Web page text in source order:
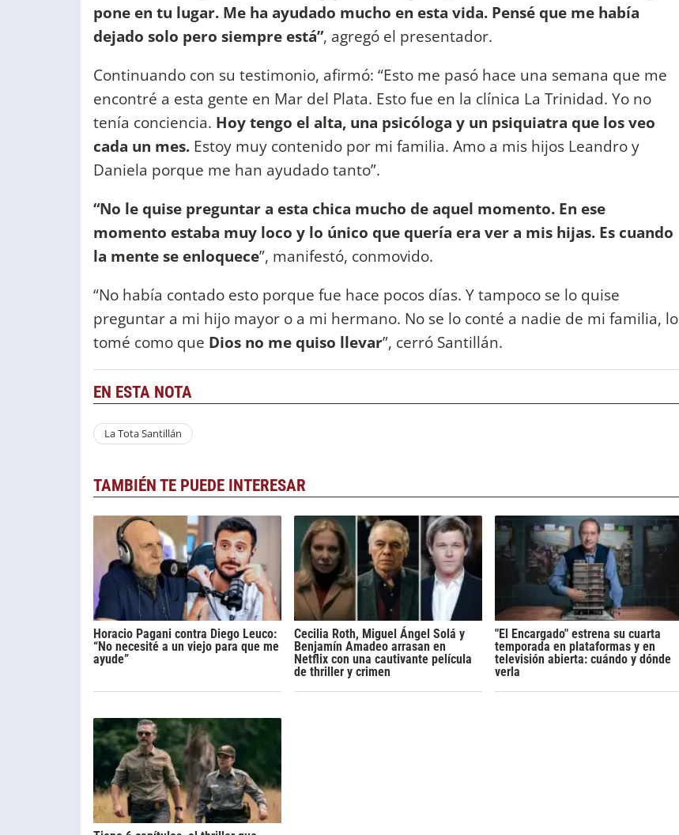
pone en tu lugar. Me ha ayudado mucho en esta vida. Pensé que me había
dejado solo pero siempre está”, agregó el presentador.
Continuando con su testimonio, afirmó: “Esto me pasó hace una semana que me
encontré a esta gente en Mar del Plata. Esto fue en la clínica La Trinidad. Yo no
tenía conciencia. Hoy tengo el alta, una psicóloga y un psiquiatra que los veo
cada un mes. Estoy muy contenido por mi familia. Amo a mis hijos Leandro y
Daniela porque me han ayudado tanto”.
“No le quise preguntar a esta chica mucho de aquel momento. En ese
momento estaba muy loco y lo único que quería era ver a mis hijas. Es cuando
la mente se enloquece”, manifestó, conmovido.
“No había contado esto porque fue hace pocos días. Y tampoco se lo quise
preguntar a mi hijo mayor o a mi hermano. No se lo conté a nadie de mi familia, lo
tomé como que Dios no me quiso llevar”, cerró Santillán.
EN ESTA NOTA
La Tota Santillán
TAMBIÉN TE PUEDE INTERESAR
Horacio Pagani contra Diego Leuco:
“No necesité a un viejo para que me
ayude”
Cecilia Roth, Miguel Ángel Solá y
Benjamín Amadeo arrasan en
Netflix con una cautivante película
de thriller y crimen
"El Encargado" estrena su cuarta
temporada en plataformas y en
televisión abierta: cuándo y dónde
verla